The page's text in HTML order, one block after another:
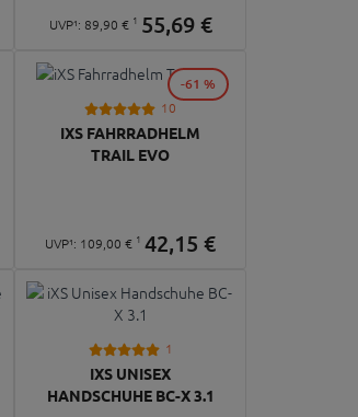
UVP¹: 89, 90 € 1 55,69 €
10
IXS FAHRRADHELM
TRAIL EVO
UVP¹: 109,00 € 1 42,15 €
-61 %
1
IXS UNISEX
HANDSCHUHE BC-X 3.1